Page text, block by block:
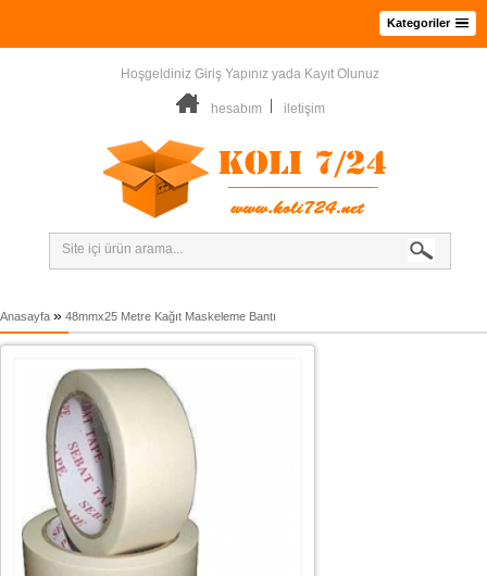
Kategoriler
Hoşgeldiniz Giriş Yapınız yada Kayıt Olunuz
hesabım iletişim
Anasayfa » 48mmx25 Metre Kağıt Maskeleme Bantı